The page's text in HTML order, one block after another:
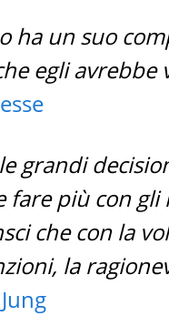
ha un suo
egli avrebbe
grandi
fare più con
che con la
la